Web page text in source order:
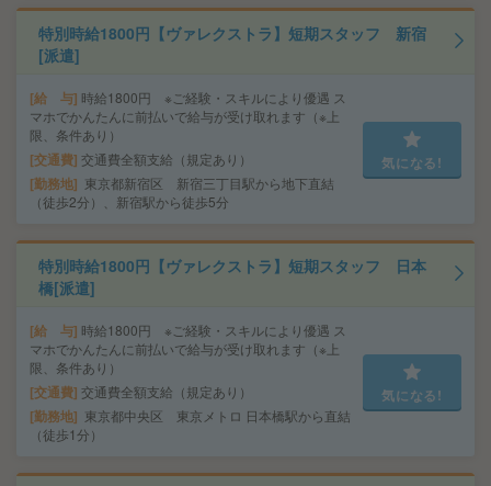
特別時給1800円【ヴァレクストラ】短期スタッフ 新宿
[派遣]
給 与 時給1800円 ※ご経験・スキルにより優遇 ス
マホでかんたんに前払いで給与が受け取れます（※上
限、条件あり）
交通費 交通費全額支給（規定あり）
勤務地
東京都新宿区 新宿三丁目駅から地下直結
（徒歩2分）、新宿駅から徒歩5分
気になる!
特別時給1800円【ヴァレクストラ】短期スタッフ 日本
橋[派遣]
給 与 時給1800円 ※ご経験・スキルにより優遇 ス
マホでかんたんに前払いで給与が受け取れます（※上
限、条件あり）
交通費 交通費全額支給（規定あり）
勤務地
東京都中央区 東京メトロ 日本橋駅から直結
（徒歩1分）
気になる!